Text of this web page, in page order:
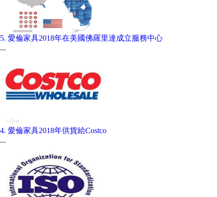
5. 愛倫家具2018年在美國佛羅里達成立服務中心
...
4. 愛倫家具2018年供貨給Costco
...